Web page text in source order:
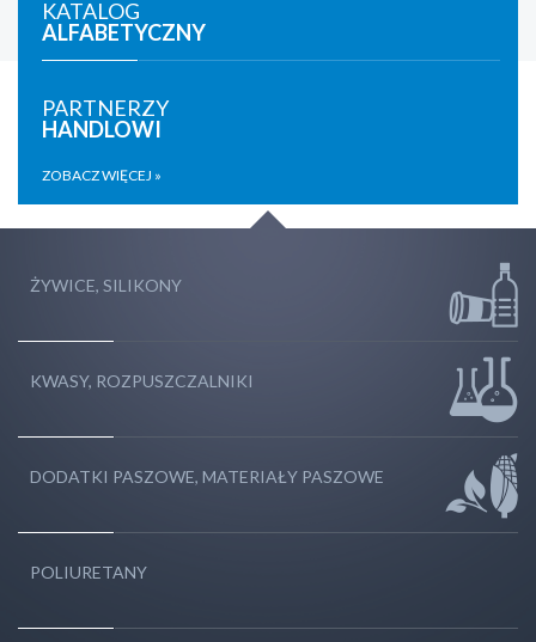
KATALOG
ALFABETYCZNY
PARTNERZY
HANDLOWI
ZOBACZ WIĘCEJ »
ŻYWICE, SILIKONY
KWASY, ROZPUSZCZALNIKI
DODATKI PASZOWE, MATERIAŁY PASZOWE
POLIURETANY